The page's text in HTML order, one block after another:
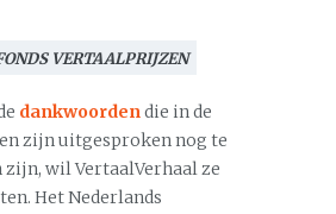
VERTAALPRIJZEN
dankwoordendie in de
zijn uitgesproken nog te
wil VertaalVerhaal ze
Het Nederlands